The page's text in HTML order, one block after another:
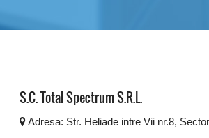
S.C. Total Spectrum S.R.L.
Adresa: Str. Heliade intre Vii nr.8,